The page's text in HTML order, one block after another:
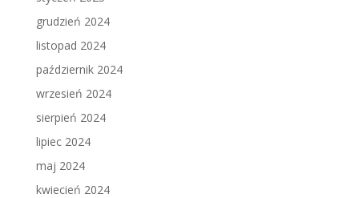
grudzień 2024
listopad 2024
październik 2024
wrzesień 2024
sierpień 2024
lipiec 2024
maj 2024
kwiecień 2024